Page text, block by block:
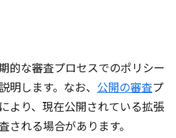
的な審査プロセスでのポリシー
明します。なお、 公開の審査プ
より、現在公開されている拡張
される場合があります。